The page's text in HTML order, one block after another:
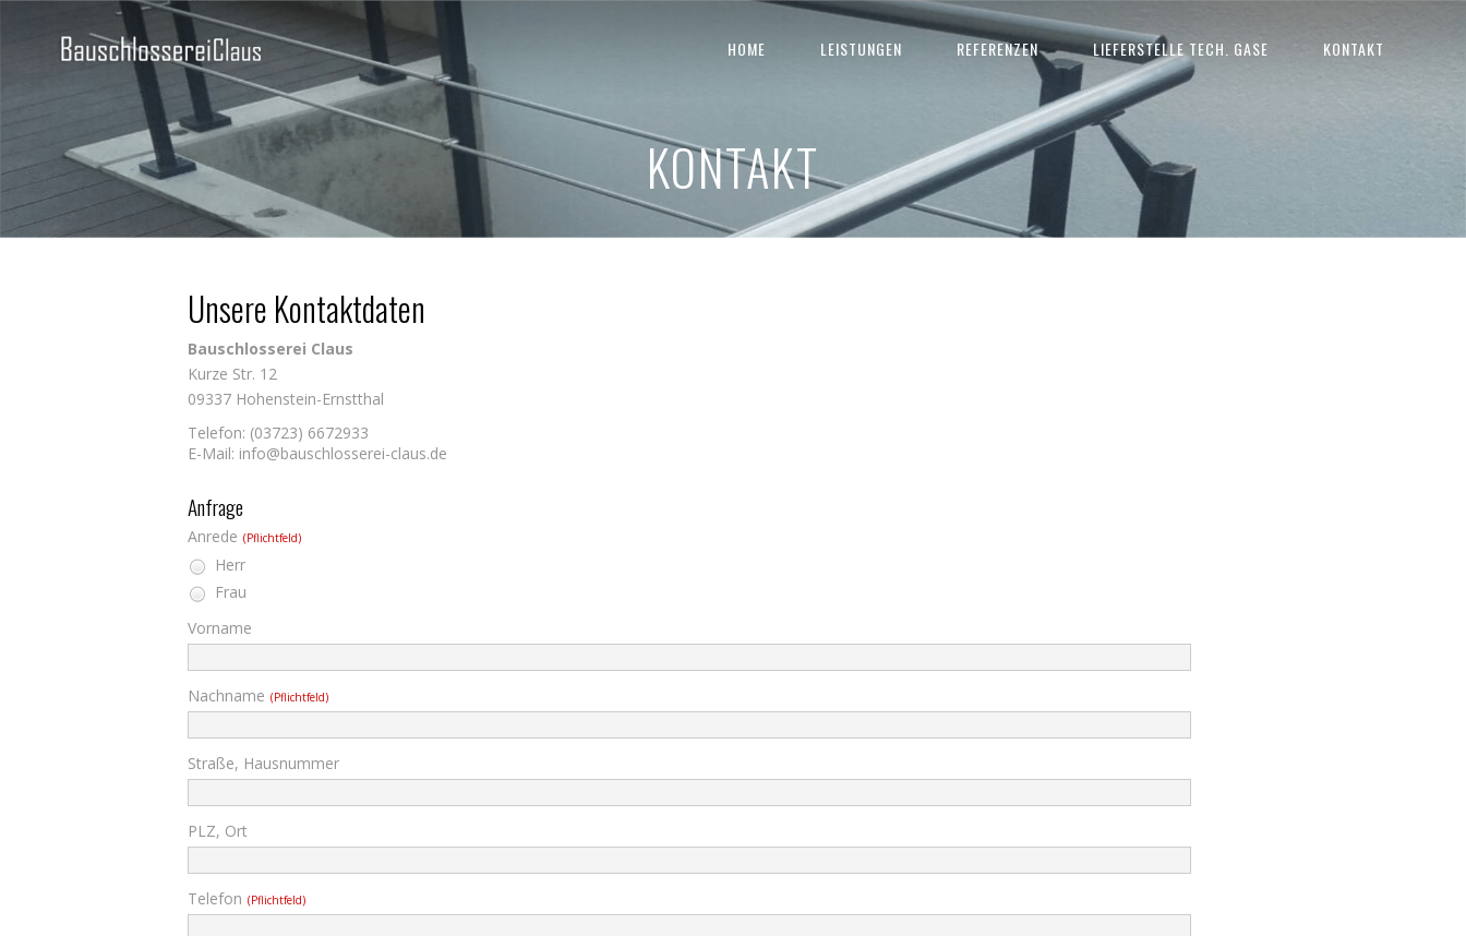
HOME LEISTUNGEN REFERENZEN LIEFERSTELLE TECH. GASE KONTAKT
KONTAKT
Unsere Kontaktdaten
Bauschlosserei Claus
Kurze Str. 12
09337 Hohenstein-Ernstthal
Telefon: (03723) 6672933
E-Mail: info@bauschlosserei-claus.de
Anfrage
Anrede (Pflichtfeld)
Herr
Frau
Vorname
Nachname (Pflichtfeld)
Straße, Hausnummer
PLZ, Ort
Telefon (Pflichtfeld)